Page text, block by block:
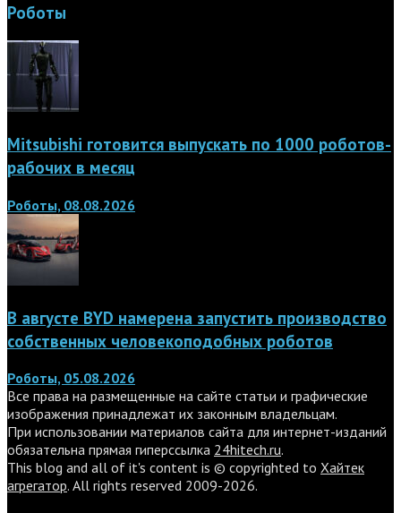
Роботы
Mitsubishi готовится выпускать по 1000 роботов-
рабочих в месяц
Роботы, 08.08.2026
В августе BYD намерена запустить производство
собственных человекоподобных роботов
Роботы, 05.08.2026
Все права на размещенные на сайте статьи и графические
изображения принадлежат их законным владельцам.
При использовании материалов сайта для интернет-изданий
обязательна прямая гиперссылка 24hitech.ru.
This blog and all of it's content is © copyrighted to Хайтек
агрегатор. All rights reserved 2009-2026.